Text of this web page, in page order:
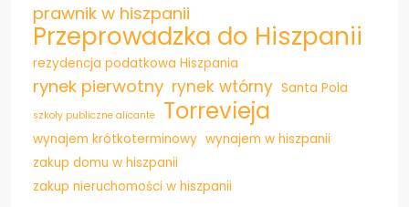
prawnik w hiszpanii
Przeprowadzka do Hiszpanii
rezydencja podatkowa Hiszpania
rynek pierwotny rynek wtórny Santa Pola
szkoły publiczne alicante Torrevieja
wynajem krótkoterminowy wynajem w hiszpanii
zakup domu w hiszpanii
zakup nieruchomości w hiszpanii